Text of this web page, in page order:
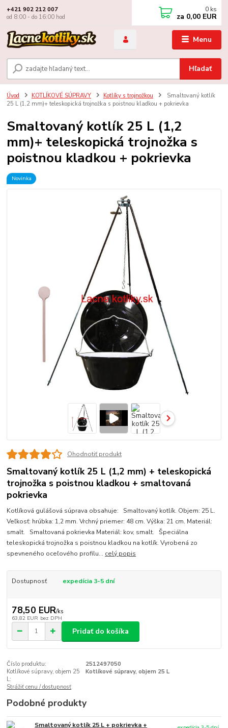
Menu
Hľadať
+421 902 212 007
od 8:00 - do 16:00 hod
0 ks
za 0,00 EUR
Úvod KOTLÍKOVÉ SÚPRAVY Kotlíky s trojnožkou
Smaltovaný kotlík
25 L (1,2 mm)+ teleskopická trojnožka s poistnou kladkou + pokrievka
Smaltovaný kotlík 25 L (1,2
mm)+ teleskopická trojnožka s
poistnou kladkou + pokrievka
Novinka
Ohodnotiť produkt
Smaltovaný kotlík 25 L (1,2 mm) + teleskopická
trojnožka s poistnou kladkou + smaltovaná
pokrievka
Kotlíková gulášová súprava obsahuje: Smaltovaný kotlík. Objem: 25 L.
Veľkosť: hrúbka: 1,2 mm. Vrchný priemer: 48 cm. Výška: 21 cm. Materiál:
smalt. Smaltovaná pokrievka Materiál: kov, smalt. Špeciálna
teleskopická trojnožka s poistnou kladkou na kotlík. Vyrobená zo
spevneného oceľového profilu... celý popis
Dostupnosť expedícia 3-5 dní
78,50 EUR/ks
63,82 EUR bez DPH
Pridať do košíka
Číslo produktu:
2512497050
Kotlíkové súpravy, objem 25
L:
Kotlíkové súpravy, objem 25 L
Strážiť cenu / dostupnosť
Podobné produkty
Smaltovaný kotlík 25 L + pokrievka +